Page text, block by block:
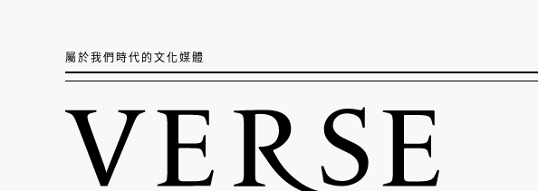
屬於我們時代的文化媒體